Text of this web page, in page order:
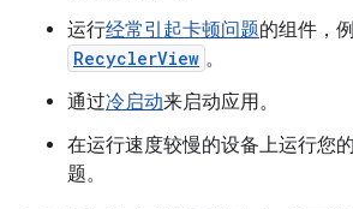
运行经常引起卡顿问题的组件，
RecyclerView 。
通过冷启动来启动应用。
在运行速度较慢的设备上运行您
题。